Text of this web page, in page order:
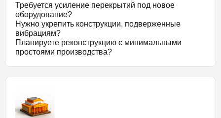
Требуется усиление перекрытий под новое
оборудование?
Нужно укрепить конструкции, подверженные
вибрациям?
Планируете реконструкцию с минимальными
простоями производства?